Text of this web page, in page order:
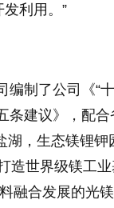
利用。”
制了公司《“
条建议》，配合
湖，生态镁锂钾
造世界级镁工业
融合发展的光